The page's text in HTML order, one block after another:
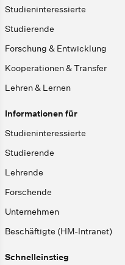
Studieninteressierte
Studierende
Forschung & Entwicklung
Kooperationen & Transfer
Lehren & Lernen
Informationen für
Studieninteressierte
Studierende
Lehrende
Forschende
Unternehmen
Beschäftigte (HM-Intranet)
Schnelleinstieg